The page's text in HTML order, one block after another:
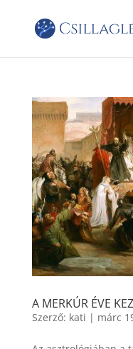
A MERKÚR ÉVE
Szerző: kati | márc